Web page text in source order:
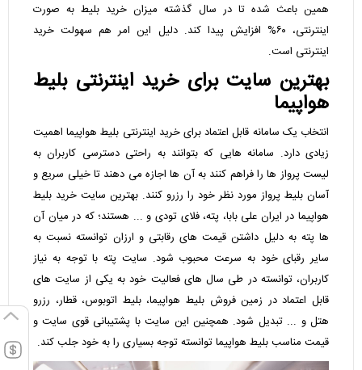
همین باعث شده تا در سال گذشته میزان خرید بلیط به صورت
اینترنتی، ۶۰% افزایش پیدا کند. دلیل این امر هم سهولت خرید
اینترنتی است.
بهترین سایت برای خرید اینترنتی بلیط
هواپیما
انتخاب یک سامانه قابل اعتماد برای خرید اینترنتی بلیط هواپیما اهمیت
زیادی دارد. سامانه هایی که بتوانند به راحتی دسترسی کاربران به
لیست پرواز ها را فراهم کنند به آن ها اجازه می‌ دهند تا خیلی سریع و
آسان بلیط پرواز مورد نظر خود را رزرو کنند. بهترین سایت خرید بلیط
هواپیما در ایران علی بابا، پته، فلای تودی و ... هستند؛ که در میان آن
ها پته به دلیل داشتن قیمت های رقابتی و ارزان توانسته نسبت به
سایر رقبای خود به سرعت محبوب شود. سایت پته با توجه به نیاز
کاربران، توانسته در طی سال‌ های فعالیت خود به یکی از سایت‌ های
قابل اعتماد در زمین فروش بلیط هواپیما، بلیط اتوبوس، قطار، رزرو
هتل و ... تبدیل شود. همچنین این سایت با پشتیبانی قوی سایت و
قیمت مناسب بلیط هواپیما توانسته توجه بسیاری را به خود جلب کند.